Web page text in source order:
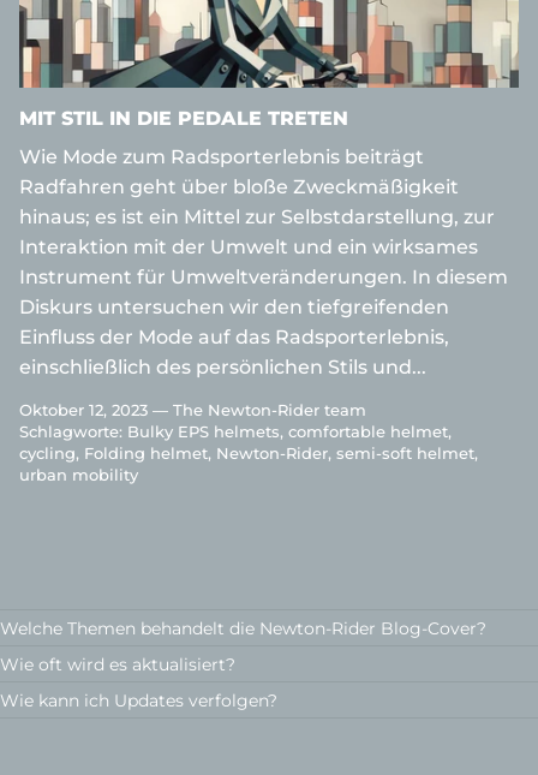
MIT STIL IN DIE PEDALE TRETEN
Wie Mode zum Radsporterlebnis beiträgt
Radfahren geht über bloße Zweckmäßigkeit
hinaus; es ist ein Mittel zur Selbstdarstellung, zur
Interaktion mit der Umwelt und ein wirksames
Instrument für Umweltveränderungen. In diesem
Diskurs untersuchen wir den tiefgreifenden
Einfluss der Mode auf das Radsporterlebnis,
einschließlich des persönlichen Stils und...
Oktober 12, 2023 — The Newton-Rider team
Schlagworte: Bulky EPS helmets comfortable helmet
cycling Folding helmet Newton-Rider semi-soft helmet
urban mobility
Welche Themen behandelt die Newton-Rider Blog-Cover?
Wie oft wird es aktualisiert?
Wie kann ich Updates verfolgen?